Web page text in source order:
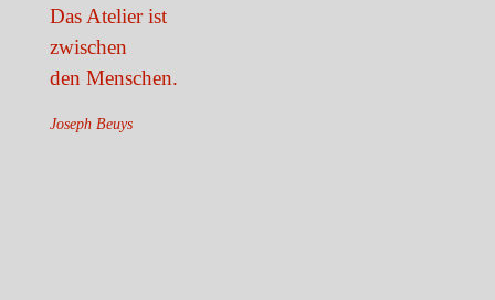
Das Atelier ist
zwischen
den Menschen.
Joseph Beuys